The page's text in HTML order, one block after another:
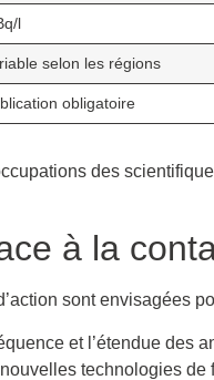
l
selon les régions
obligatoire
des
à la
sont envisagées
et l’étendue des
technologies de